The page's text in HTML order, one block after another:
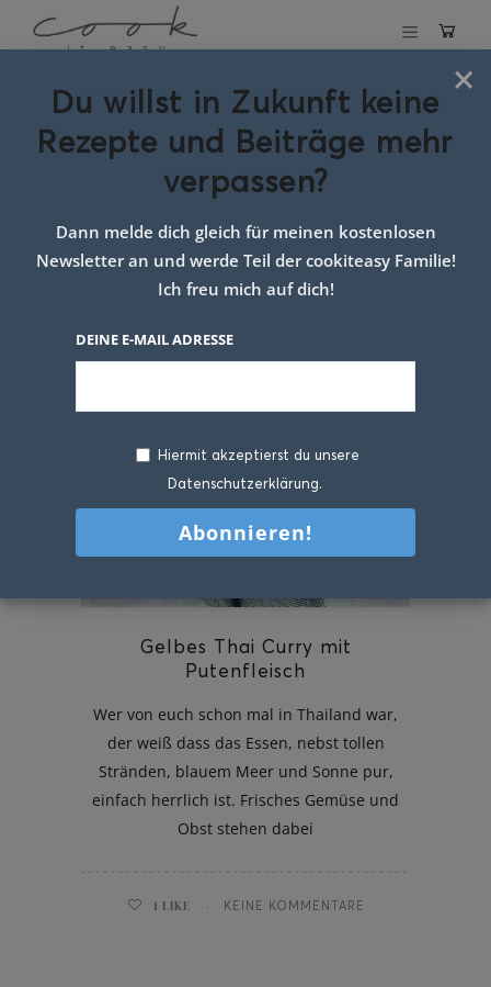
Schlagwort:
familienrezept
Curry
Gelbes Thai Curry mit
Putenfleisch
Wer von euch schon mal in Thailand war,
der weiß dass das Essen, nebst tollen
Stränden, blauem Meer und Sonne pur,
einfach herrlich ist. Frisches Gemüse und
Obst stehen dabei
1 LIKE KEINE KOMMENTARE
×
Du willst in Zukunft keine
Rezepte und Beiträge mehr
verpassen?
Dann melde dich gleich für meinen kostenlosen
Newsletter an und werde Teil der cookiteasy Familie!
Ich freu mich auf dich!
DEINE E-MAIL ADRESSE
Hiermit akzeptierst du unsere
Datenschutzerklärung.